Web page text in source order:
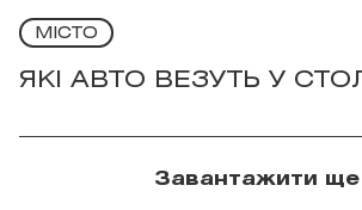
МІСТО
ЯКІ АВТО ВЕЗУТЬ У
Завантажити ще